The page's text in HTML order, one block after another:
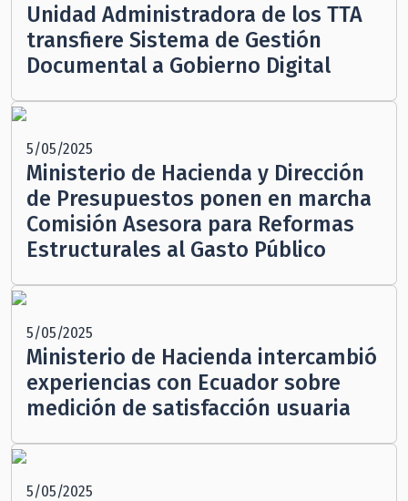
Unidad Administradora de los TTA
transfiere Sistema de Gestión
Documental a Gobierno Digital
5/05/2025
Ministerio de Hacienda y Dirección
de Presupuestos ponen en marcha
Comisión Asesora para Reformas
Estructurales al Gasto Público
5/05/2025
Ministerio de Hacienda intercambió
experiencias con Ecuador sobre
medición de satisfacción usuaria
5/05/2025